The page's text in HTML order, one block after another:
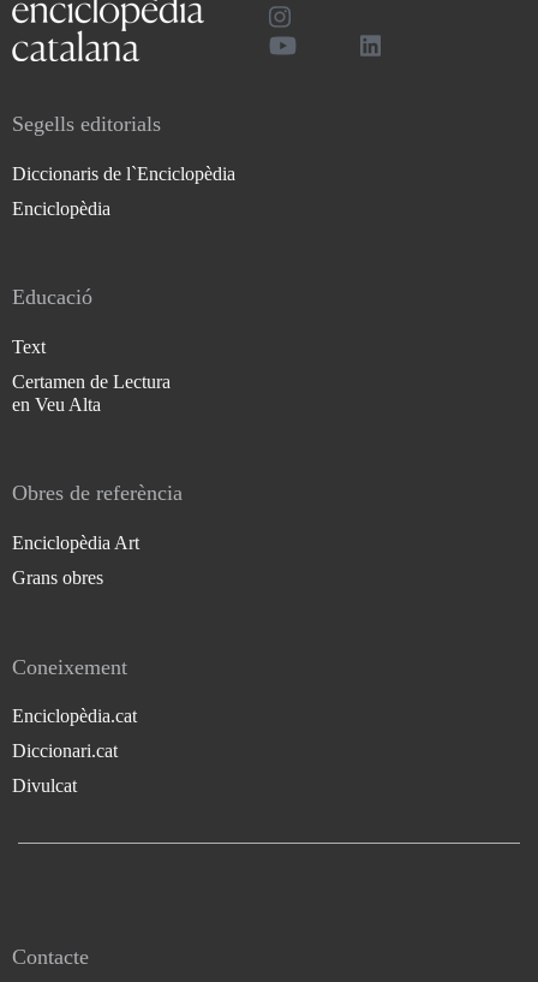
Segells editorials
Diccionaris de l`Enciclopèdia
Enciclopèdia
Educació
Text
Certamen de Lectura
en Veu Alta
Obres de referència
Enciclopèdia Art
Grans obres
Coneixement
Enciclopèdia.cat
Diccionari.cat
Divulcat
Contacte